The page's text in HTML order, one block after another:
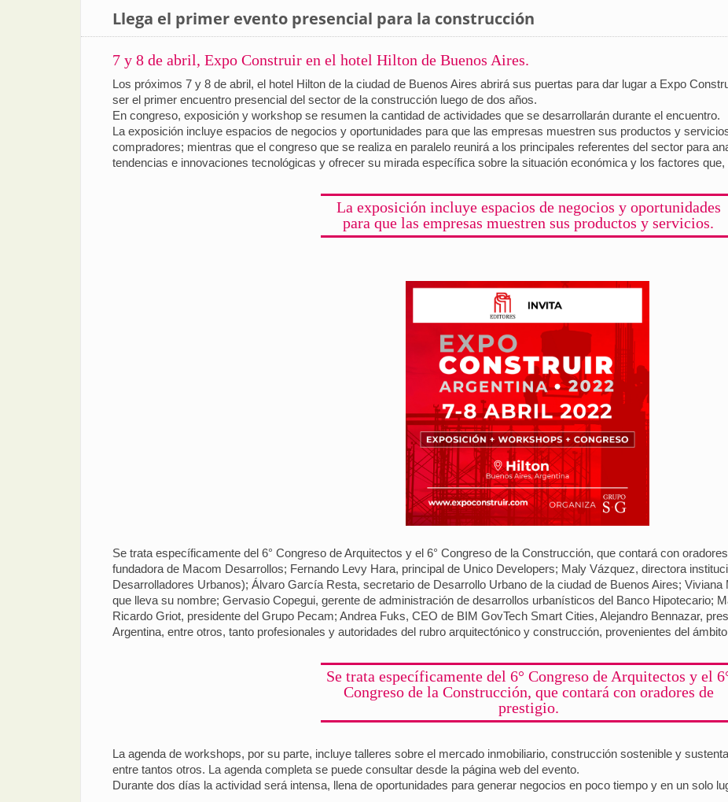
Llega el primer evento presencial para la construcción
7 y 8 de abril, Expo Construir en el hotel Hilton de Buenos Aires.
Los próximos 7 y 8 de abril, el hotel Hilton de la ciudad de Buenos Aires abrirá sus puertas para dar lugar a Expo
ser el primer encuentro presencial del sector de la construcción luego de dos años.
En congreso, exposición y workshop se resumen la cantidad de actividades que se desarrollarán durante el encuentro.
La exposición incluye espacios de negocios y oportunidades para que las empresas muestren sus productos y
compradores; mientras que el congreso que se realiza en paralelo reunirá a los principales referentes del sector para
tendencias e innovaciones tecnológicas y ofrecer su mirada específica sobre la situación económica y los factores
La exposición incluye espacios de negocios y oportunidades
para que las empresas muestren sus productos y servicios.
Se trata específicamente del 6° Congreso de Arquitectos y el 6° Congreso de la Construcción, que contará con
fundadora de Macom Desarrollos; Fernando Levy Hara, principal de Unico Developers; Maly Vázquez, directora
Desarrolladores Urbanos); Álvaro García Resta, secretario de Desarrollo Urbano de la ciudad de Buenos Aires;
que lleva su nombre; Gervasio Copegui, gerente de administración de desarrollos urbanísticos del Banco Hipotecario;
Ricardo Griot, presidente del Grupo Pecam; Andrea Fuks, CEO de BIM GovTech Smart Cities, Alejandro Bennazar,
Argentina, entre otros, tanto profesionales y autoridades del rubro arquitectónico y construcción, provenientes del
Se trata específicamente del 6° Congreso de Arquitectos y el
Congreso de la Construcción, que contará con oradores de
prestigio.
La agenda de workshops, por su parte, incluye talleres sobre el mercado inmobiliario, construcción sostenible y
entre tantos otros. La agenda completa se puede consultar desde la página web del evento.
Durante dos días la actividad será intensa, llena de oportunidades para generar negocios en poco tiempo y en un solo